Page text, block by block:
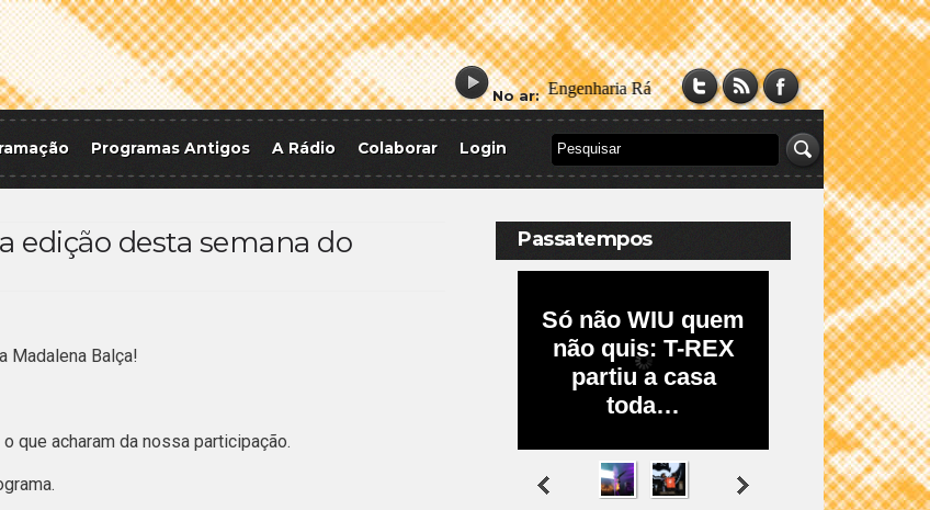
No ar:
Programas Antigos A Rádio Colaborar Login
edição desta semana do
Madalena Balça!
que acharam da nossa participação.
Passatempos